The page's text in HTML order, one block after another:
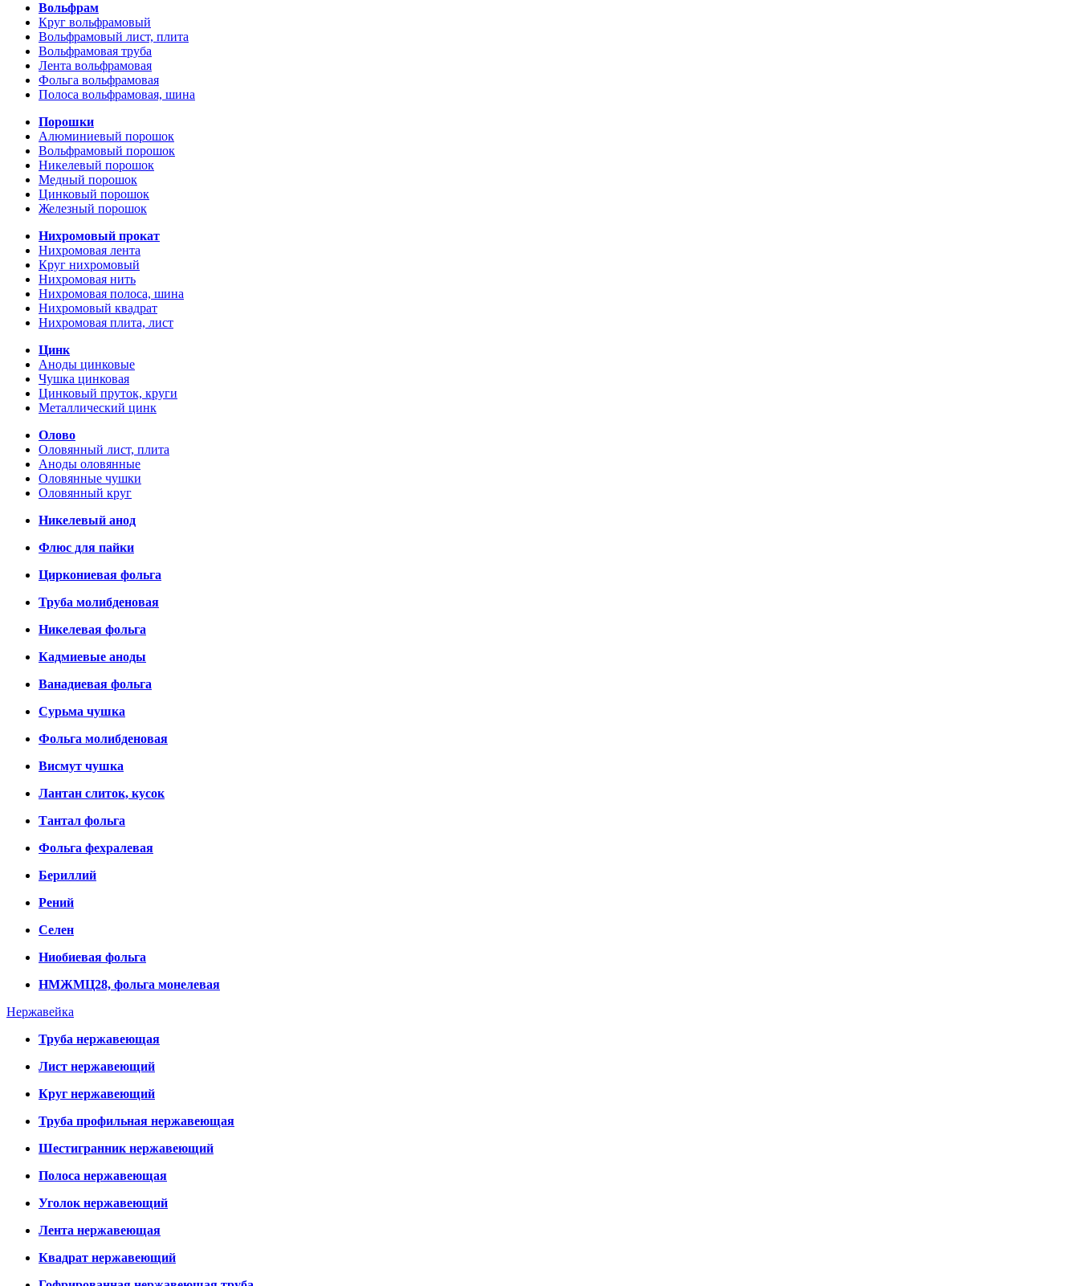
Вольфрам
Круг вольфрамовый
Вольфрамовый лист, плита
Вольфрамовая труба
Лента вольфрамовая
Фольга вольфрамовая
Полоса вольфрамовая, шина
Порошки
Алюминиевый порошок
Вольфрамовый порошок
Никелевый порошок
Медный порошок
Цинковый порошок
Железный порошок
Нихромовый прокат
Нихромовая лента
Круг нихромовый
Нихромовая нить
Нихромовая полоса, шина
Нихромовый квадрат
Нихромовая плита, лист
Цинк
Аноды цинковые
Чушка цинковая
Цинковый пруток, круги
Металлический цинк
Олово
Оловянный лист, плита
Аноды оловянные
Оловянные чушки
Оловянный круг
Никелевый анод
Флюс для пайки
Циркониевая фольга
Труба молибденовая
Никелевая фольга
Кадмиевые аноды
Ванадиевая фольга
Сурьма чушка
Фольга молибденовая
Висмут чушка
Лантан слиток, кусок
Тантал фольга
Фольга фехралевая
Бериллий
Рений
Селен
Ниобиевая фольга
НМЖМЦ28, фольга монелевая
Нержавейка
Труба нержавеющая
Лист нержавеющий
Круг нержавеющий
Труба профильная нержавеющая
Шестигранник нержавеющий
Полоса нержавеющая
Уголок нержавеющий
Лента нержавеющая
Квадрат нержавеющий